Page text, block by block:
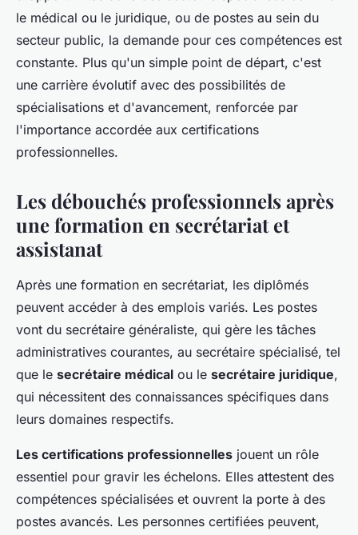
Théo•31 mars 2024•2 min de lecture
le médical ou le juridique, ou de postes au sein du
secteur public, la demande pour ces compétences est
constante. Plus qu'un simple point de départ, c'est
une carrière évolutif avec des possibilités de
spécialisations et d'avancement, renforcée par
l'importance accordée aux certifications
professionnelles.
Les débouchés professionnels après
une formation en secrétariat et
assistanat
Après une formation en secrétariat, les diplômés
peuvent accéder à des emplois variés. Les postes
vont du secrétaire généraliste, qui gère les tâches
administratives courantes, au secrétaire spécialisé, tel
que le secrétaire médical ou le secrétaire juridique,
qui nécessitent des connaissances spécifiques dans
leurs domaines respectifs.
Les certifications professionnelles jouent un rôle
essentiel pour gravir les échelons. Elles attestent des
compétences spécialisées et ouvrent la porte à des
postes avancés. Les personnes certifiées peuvent,